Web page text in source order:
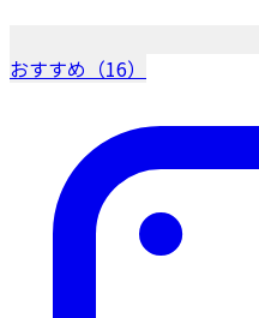
おすすめ（16）